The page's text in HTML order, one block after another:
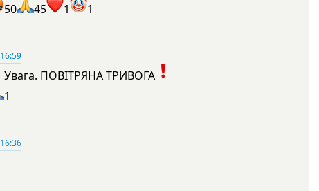
50
45 1 1
16:59
Увага. ПОВІТРЯНА ТРИВОГА
1
16:36